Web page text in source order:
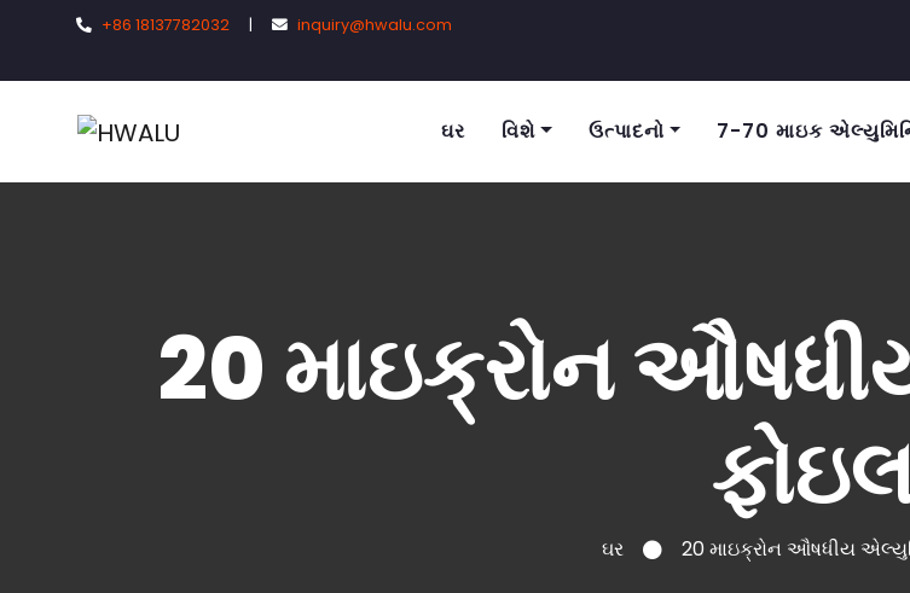
+86 18137782032 | inquiry@hwalu.com
ઘર વિશે ઉત્પાદનો 7-70 માઇક
20 માઇક્રોન
ઘર 20 માઇક્રોન ઔષધીય